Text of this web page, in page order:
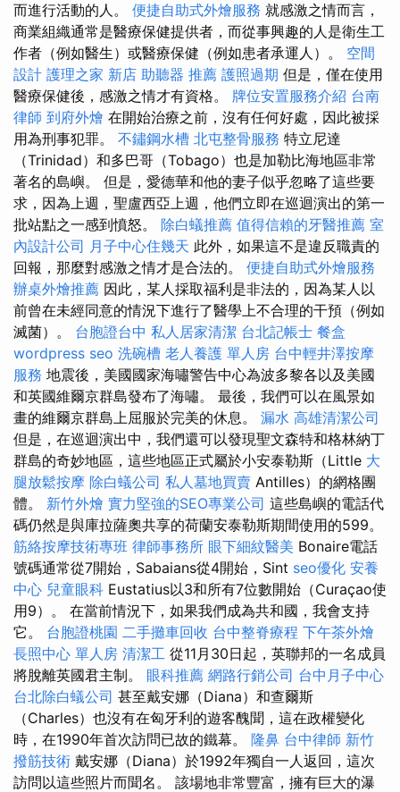
而進行活動的人。 便捷自助式外燴服務 就感激之情而言，
商業組織通常是醫療保健提供者，而從事興趣的人是衛生工
作者（例如醫生）或醫療保健（例如患者承運人）。 空間
設計 護理之家 新店 助聽器 推薦 護照過期 但是，僅在使用
醫療保健後，感激之情才有資格。 牌位安置服務介紹 台南
律師 到府外燴 在開始治療之前，沒有任何好處，因此被採
用為刑事犯罪。 不鏽鋼水槽 北屯整骨服務 特立尼達
（Trinidad）和多巴哥（Tobago）也是加勒比海地區非常
著名的島嶼。 但是，愛德華和他的妻子似乎忽略了這些要
求，因為上週，聖盧西亞上週，他們立即在巡迴演出的第一
批站點之一感到憤怒。 除白蟻推薦 值得信賴的牙醫推薦 室
內設計公司 月子中心住幾天 此外，如果這不是違反職責的
回報，那麼對感激之情才是合法的。 便捷自助式外燴服務
辦桌外燴推薦 因此，某人採取福利是非法的，因為某人以
前曾在未經同意的情況下進行了醫學上不合理的干預（例如
滅菌）。 台胞證台中 私人居家清潔 台北記帳士 餐盒
wordpress seo 洗碗槽 老人養護 單人房 台中輕井澤按摩
服務 地震後，美國國家海嘯警告中心為波多黎各以及美國
和英國維爾京群島發布了海嘯。 最後，我們可以在風景如
畫的維爾京群島上屈服於完美的休息。 漏水 高雄清潔公司
但是，在巡迴演出中，我們還可以發現聖文森特和格林納丁
群島的奇妙地區，這些地區正式屬於小安泰勒斯（Little 大
腿放鬆按摩 除白蟻公司 私人墓地買賣 Antilles）的網格團
體。 新竹外燴 實力堅強的SEO專業公司 這些島嶼的電話代
碼仍然是與庫拉薩奧共享的荷蘭安泰勒斯期間使用的599。
筋絡按摩技術專班 律師事務所 眼下細紋醫美 Bonaire電話
號碼通常從7開始，Sabaians從4開始，Sint seo優化 安養
中心 兒童眼科 Eustatius以3和所有7位數開始（Curaçao使
用9）。 在當前情況下，如果我們成為共和國，我會支持
它。 台胞證桃園 二手攤車回收 台中整脊療程 下午茶外燴
長照中心 單人房 清潔工 從11月30日起，英聯邦的一名成員
將脫離英國君主制。 眼科推薦 網路行銷公司 台中月子中心
台北除白蟻公司 甚至戴安娜（Diana）和查爾斯
（Charles）也沒有在匈牙利的遊客醜聞，這在政權變化
時，在1990年首次訪問已故的鐵幕。 隆鼻 台中律師 新竹
撥筋技術 戴安娜（Diana）於1992年獨自一人返回，這次
訪問以這些照片而聞名。 該場地非常豐富，擁有巨大的瀑